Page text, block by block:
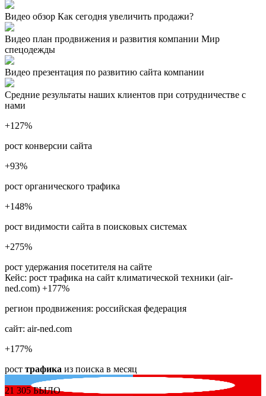
Видео обзор Как сегодня увеличить продажи?
Видео план продвижения и развития компании Мир
спецодежды
Видео презентация по развитию сайта компании
Средние результаты наших клиентов при сотрудничестве с
нами
+127%
рост конверсии сайта
+93%
рост органического трафика
+148%
рост видимости сайта в поисковых системах
+275%
рост удержания посетителя на сайте
Кейс: рост трафика на сайт климатической техники (air-
ned.com) +177%
регион продвижения: российская федерация
сайт: air-ned.com
+177%
рост трафика из поиска в месяц
21 305БЫЛО